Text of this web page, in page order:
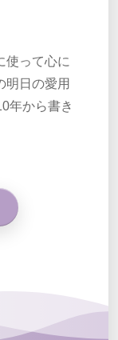
使って心に
明日の愛用
年から書き